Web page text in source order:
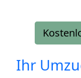
Ihr